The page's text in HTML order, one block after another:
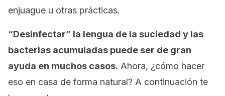
enjuague u otras prácticas.
“Desinfectar” la lengua de la suciedad y las
bacterias acumuladas puede ser de gran
ayuda en muchos casos. Ahora, ¿cómo hacer
eso en casa de forma natural? A continuación te